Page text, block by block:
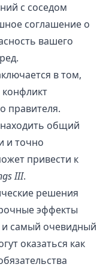
с соседом
соглашение о
вашего
в том,
правителя.
общий
и точно
привести к
III.
решения
эффекты
и самый очевидный
оказаться как